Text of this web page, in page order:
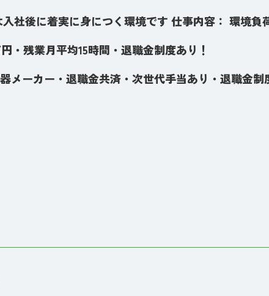
社後に着実に身につく環境です 仕事内容： 環境負
・残業月平均15時間・退職金制度あり！
メーカー・退職金共済・次世代手当あり・退職金制